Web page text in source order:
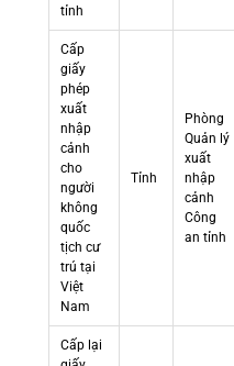
tỉnh
Cấp
giấy
phép
xuất
nhập
cảnh
cho
người
không
quốc
tịch cư
trú tại
Việt
Nam
Tỉnh
Phòng
Quản lý
xuất
nhập
cảnh
Công
an tỉnh
Cấp lại